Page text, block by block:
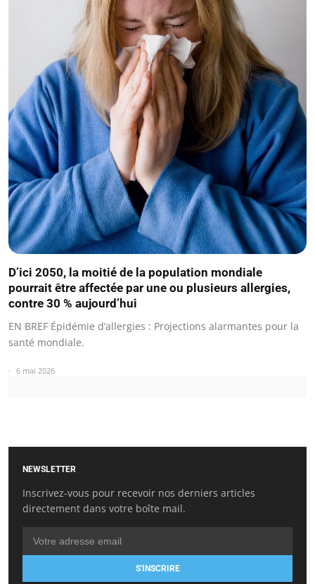
D’ici 2050, la moitié de la population mondiale
pourrait être affectée par une ou plusieurs allergies,
contre 30 % aujourd’hui
EN BREF Épidémie d’allergies : Projections alarmantes pour la
santé mondiale.
6 mai 2026
NEWSLETTER
Inscrivez-vous pour recevoir nos derniers articles
directement dans votre boîte mail.
S'INSCRIRE